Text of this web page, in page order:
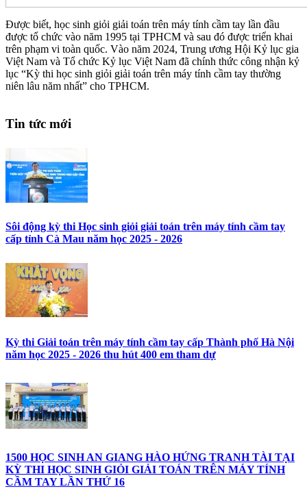
Được biết, học sinh giỏi giải toán trên máy tính cầm tay lần đầu
được tổ chức vào năm 1995 tại TPHCM và sau đó được triển khai
trên phạm vi toàn quốc. Vào năm 2024, Trung ương Hội Kỷ lục gia
Việt Nam và Tổ chức Kỷ lục Việt Nam đã chính thức công nhận kỷ
lục “Kỳ thi học sinh giỏi giải toán trên máy tính cầm tay thường
niên lâu năm nhất” cho TPHCM.
Tin tức mới
Sôi động kỳ thi Học sinh giỏi giải toán trên máy tính cầm tay
cấp tỉnh Cà Mau năm học 2025 - 2026
Kỳ thi Giải toán trên máy tính cầm tay cấp Thành phố Hà Nội
năm học 2025 - 2026 thu hút 400 em tham dự
1500 HỌC SINH AN GIANG HÀO HỨNG TRANH TÀI TẠI
KỲ THI HỌC SINH GIỎI GIẢI TOÁN TRÊN MÁY TÍNH
CẦM TAY LẦN THỨ 16